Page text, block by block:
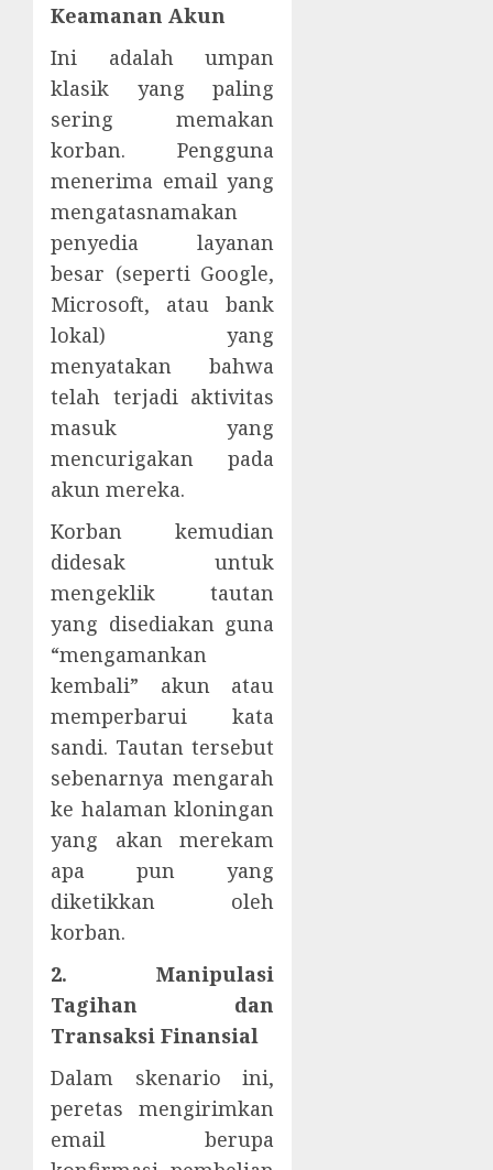
Keamanan Akun
Ini adalah umpan
klasik yang paling
sering memakan
korban. Pengguna
menerima email yang
mengatasnamakan
penyedia layanan
besar (seperti Google,
Microsoft, atau bank
lokal) yang
menyatakan bahwa
telah terjadi aktivitas
masuk yang
mencurigakan pada
akun mereka.
Korban kemudian
didesak untuk
mengeklik tautan
yang disediakan guna
“mengamankan
kembali” akun atau
memperbarui kata
sandi. Tautan tersebut
sebenarnya mengarah
ke halaman kloningan
yang akan merekam
apa pun yang
diketikkan oleh
korban.
2. Manipulasi
Tagihan dan
Transaksi Finansial
Dalam skenario ini,
peretas mengirimkan
email berupa